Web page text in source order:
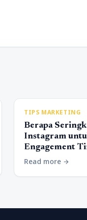
TIPS MARKETING
Berapa
Instagram
Engagement
Read more arrow_forward